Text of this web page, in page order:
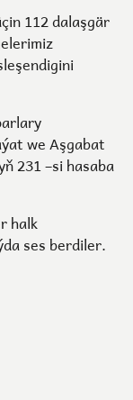
112 dalaşgär
we Aşgabat
231 –si hasaba
halk
ses berdiler.